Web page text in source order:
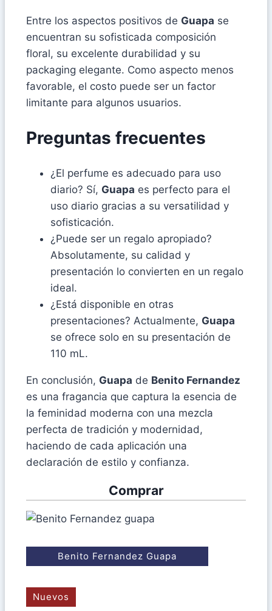
Entre los aspectos positivos de Guapa se
encuentran su sofisticada composición
floral, su excelente durabilidad y su
packaging elegante. Como aspecto menos
favorable, el costo puede ser un factor
limitante para algunos usuarios.
Preguntas frecuentes
¿El perfume es adecuado para uso
diario? Sí, Guapa es perfecto para el
uso diario gracias a su versatilidad y
sofisticación.
¿Puede ser un regalo apropiado?
Absolutamente, su calidad y
presentación lo convierten en un regalo
ideal.
¿Está disponible en otras
presentaciones? Actualmente, Guapa
se ofrece solo en su presentación de
110 mL.
En conclusión, Guapa de Benito Fernandez
es una fragancia que captura la esencia de
la feminidad moderna con una mezcla
perfecta de tradición y modernidad,
haciendo de cada aplicación una
declaración de estilo y confianza.
Comprar
Benito Fernandez Guapa
Nuevos